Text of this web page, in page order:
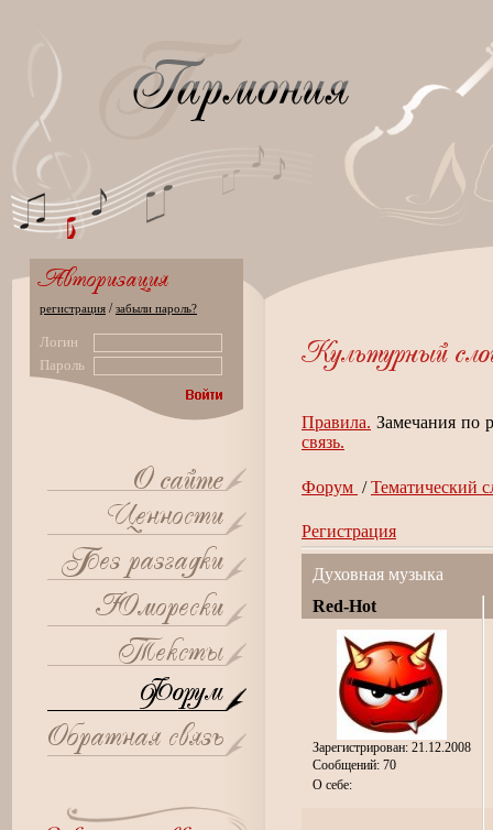
регистрация /забыли пароль?
Логин
Пароль
Правила. Замечания по
связь.
Форум /Тематический
Регистрация
Духовная музыка
Red-Hot
Зарегистрирован: 21.12.2008
Сообщений: 70
О себе: